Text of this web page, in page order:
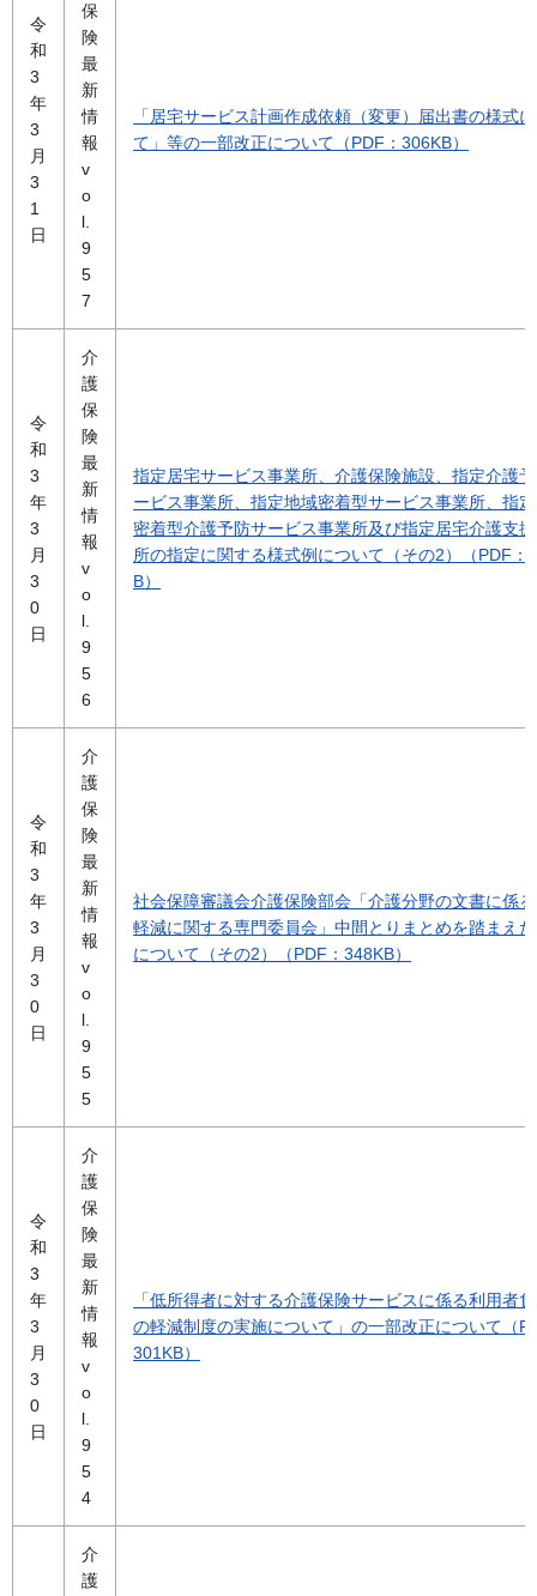
令
和
3
年
3
月
3
1
日
保
険
最
新
情
報
v
o
l.
9
5
7
「居宅サービス計画作成依頼（変更）届出書の様式
て」等の一部改正について（PDF：306KB）
令
和
3
年
3
月
3
0
日
介
護
保
険
最
新
情
報
v
o
l.
9
5
6
指定居宅サービス事業所、介護保険施設、指定介護
ービス事業所、指定地域密着型サービス事業所、指
密着型介護予防サービス事業所及び指定居宅介護支
所の指定に関する様式例について（その2）（PDF：
B）
令
和
3
年
3
月
3
0
日
介
護
保
険
最
新
情
報
v
o
l.
9
5
5
社会保障審議会介護保険部会「介護分野の文書に係
軽減に関する専門委員会」中間とりまとめを踏まえ
について（その2）（PDF：348KB）
令
和
3
年
3
月
3
0
日
介
護
保
険
最
新
情
報
v
o
l.
9
5
4
「低所得者に対する介護保険サービスに係る利用者
の軽減制度の実施について」の一部改正について（
301KB）
介
護